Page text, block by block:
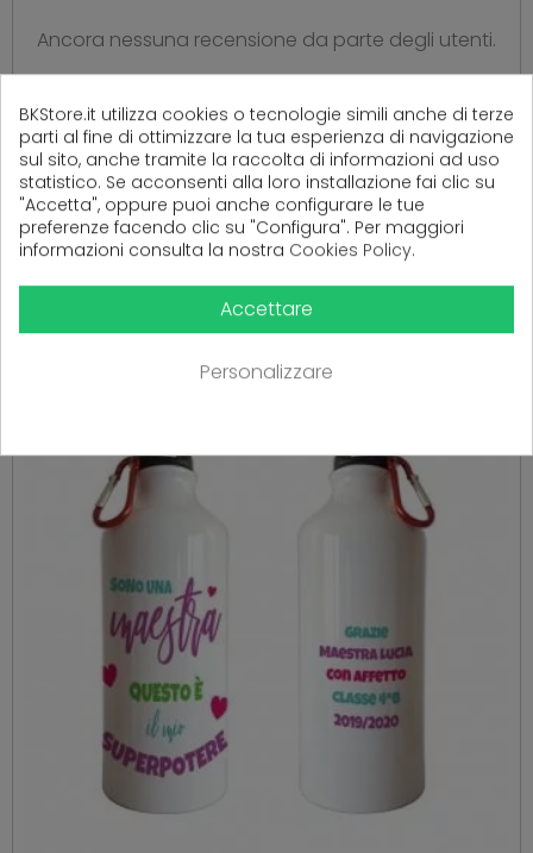
Ancora nessuna recensione da parte degli utenti.
PRODOTTI CORRELATI
( 16 altri prodotti nella stessa categoria )
BKStore.it utilizza cookies o tecnologie simili anche di terze
parti al fine di ottimizzare la tua esperienza di navigazione
sul sito, anche tramite la raccolta di informazioni ad uso
statistico. Se acconsenti alla loro installazione fai clic su
"Accetta", oppure puoi anche configurare le tue
preferenze facendo clic su "Configura". Per maggiori
informazioni consulta la nostra Cookies Policy.
Accettare
Personalizzare